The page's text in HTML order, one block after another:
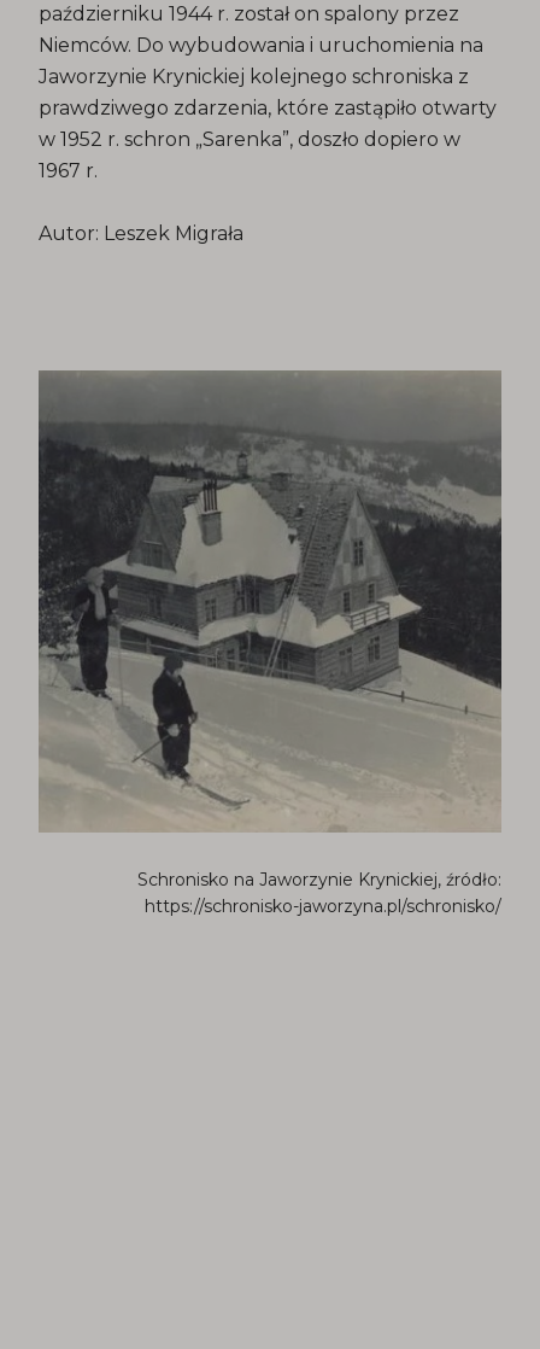
październiku 1944 r. został on spalony przez
Niemców. Do wybudowania i uruchomienia na
Jaworzynie Krynickiej kolejnego schroniska z
prawdziwego zdarzenia, które zastąpiło otwarty
w 1952 r. schron „Sarenka”, doszło dopiero w
1967 r.
Autor: Leszek Migrała
Schronisko na Jaworzynie Krynickiej, źródło:
https://schronisko-jaworzyna.pl/schronisko/